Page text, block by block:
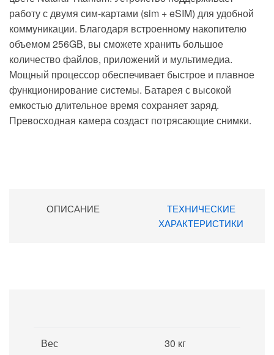
работу с двумя сим-картами (sim + eSIM) для удобной
коммуникации. Благодаря встроенному накопителю
объемом 256GB, вы сможете хранить большое
количество файлов, приложений и мультимедиа.
Мощный процессор обеспечивает быстрое и плавное
функционирование системы. Батарея с высокой
емкостью длительное время сохраняет заряд.
Превосходная камера создаст потрясающие снимки.
ОПИСАНИЕ
ТЕХНИЧЕСКИЕ
ХАРАКТЕРИСТИКИ
Вес 30 кг